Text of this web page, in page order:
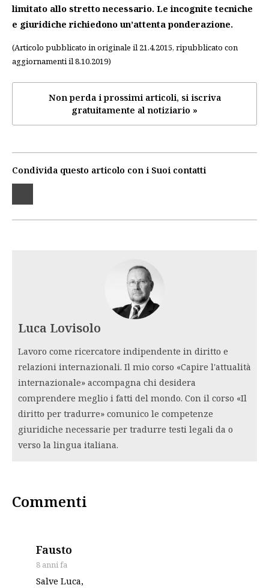
limitato allo stretto necessario. Le incognite tecniche
e giuridiche richiedono un’attenta ponderazione.
(Articolo pubblicato in originale il 21.4.2015, ripubblicato con
aggiornamenti il 8.10.2019)
Non perda i prossimi articoli, si iscriva
gratuitamente al notiziario »
Condivida questo articolo con i Suoi contatti
Luca Lovisolo
Lavoro come ricercatore indipendente in diritto e
relazioni internazionali. Il mio corso «Capire l'attualità
internazionale» accompagna chi desidera
comprendere meglio i fatti del mondo. Con il corso «Il
diritto per tradurre» comunico le competenze
giuridiche necessarie per tradurre testi legali da o
verso la lingua italiana.
Commenti
Fausto
8 anni fa
Salve Luca,